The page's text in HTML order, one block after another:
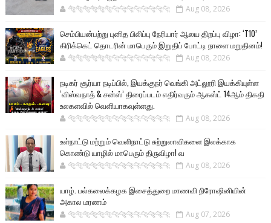
🐅🐅🐅🐅🐅🐅🐆🐆🐆🐆🐆🐆🐆🐆 Aug 08, 2026
செம்பியன்பற்று புனித பிலிப்பு நேரியார் ஆலய திறப்பு விழா: ‘T10’
கிரிக்கெட் தொடரின் மாபெரும் இறுதிப் போட்டி நாளை மறுதினம்!
🐅🐅🐅🐅🐅🐅🐆🐆🐆🐆🐆🐆🐆🐆 Aug 08, 2026
நடிகர் சூர்யா நடிப்பில், இயக்குநர் வெங்கி அட்லூரி இயக்கியுள்ள
‘விஸ்வநாத் & சன்ஸ்’ திரைப்படம் எதிர்வரும் ஆகஸ்ட் 14ஆம் திகதி
உலகளவில் வெளியாகவுள்ளது.
🐅🐅🐅🐅🐅🐅🐆🐆🐆🐆🐆🐆🐆🐆 Aug 08, 2026
உள்நாட்டு மற்றும் வெளிநாட்டு சுற்றுலாவிகளை இலக்காக
கொண்டு யாழில் மாபெரும் திருவிழா! வ
🐅🐅🐅🐅🐅🐅🐆🐆🐆🐆🐆🐆🐆🐆 Aug 08, 2026
யாழ். பல்கலைக்கழக இசைத்துறை மாணவி நிரோஷினியின்
அகால மரணம்
🐅🐅🐅🐅🐅🐅🐆🐆🐆🐆🐆🐆🐆🐆 Aug 07, 2026